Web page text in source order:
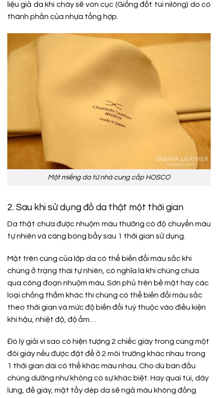
liệu giả da khi cháy sẽ vón cục (Giống đốt túi nilông) do có
thành phần của nhựa tổng hợp.
Một miếng da từ nhà cung cấp HOSCO
2. Sau khi sử dụng đồ da thật một thời gian
Da thật chưa được nhuộm màu thường có độ chuyển màu
tự nhiên và càng bóng bẩy sau 1 thời gian sử dụng.
Mặt trên cùng của lớp da có thể biến đổi màu sắc khi
chúng ở trạng thái tự nhiên, có nghĩa là khi chúng chưa
qua công đoạn nhuộm màu. Sơn phủ trên bề mặt hay các
loại chống thấm khác thì chúng có thể biến đổi màu sắc
theo thời gian và mức độ biến đổi tuỳ thuộc vào điều kiện
khí hậu, nhiệt độ, độ ẩm…
Đó lý giải vì sao có hiện tượng 2 chiếc giày trong cùng một
đôi giày nếu được đặt để ở 2 môi trường khác nhau trong
1 thời gian dài có thể khác màu nhau. Cho dù ban đầu
chúng dường như không có sự khác biệt. Hay quai túi, dây
lưng, đế giày, mặt tẩy dép da sẽ ngả màu không đồng